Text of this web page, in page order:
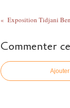
Commenter